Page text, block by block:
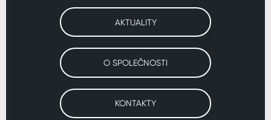
AKTUALITY
O SPOLEČNOSTI
KONTAKTY